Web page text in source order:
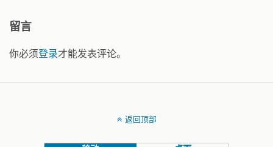
留言
你必须登录才能发表评论。
返回顶部